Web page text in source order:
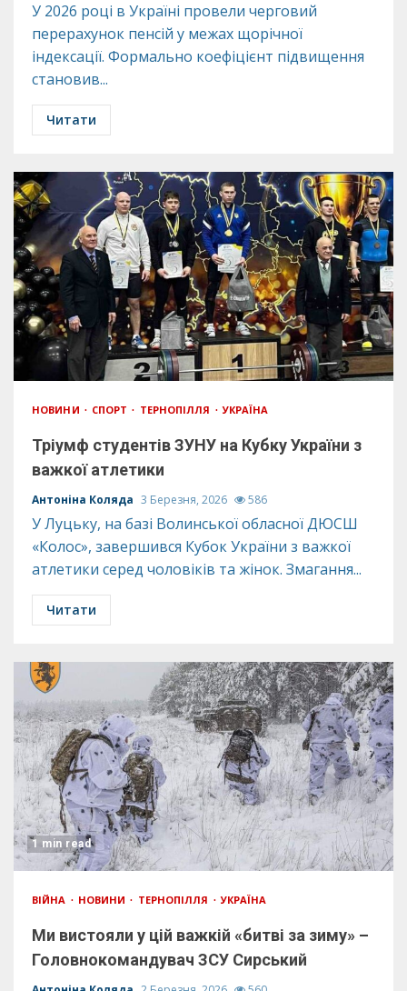
У 2026 році в Україні провели черговий
перерахунок пенсій у межах щорічної
індексації. Формально коефіцієнт підвищення
становив...
Читати
НОВИНИ СПОРТ ТЕРНОПІЛЛЯ УКРАЇНА
Тріумф студентів ЗУНУ на Кубку України з
важкої атлетики
Антоніна Коляда 3 Березня, 2026 586
У Луцьку, на базі Волинської обласної ДЮСШ
«Колос», завершився Кубок України з важкої
атлетики серед чоловіків та жінок. Змагання...
Читати
1 min read
ВІЙНА НОВИНИ ТЕРНОПІЛЛЯ УКРАЇНА
Ми вистояли у цій важкій «битві за зиму» –
Головнокомандувач ЗСУ Сирський